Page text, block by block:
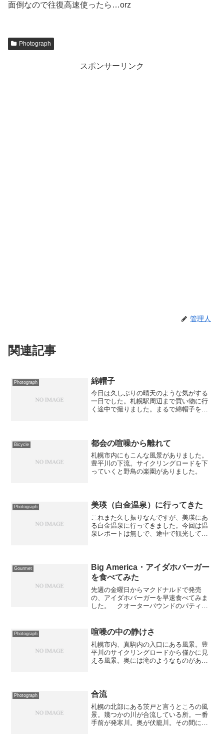
面倒なので往復高速使ったら…orz
Photograph
スポンサーリンク
管理人
関連記事
Photograph 綿帽子
今日は久しぶりの晴天のような気がする
一日でした。札幌駅周辺まで買い物に行
く途中で撮りました。まるで綿帽子を被
Bicycle 都会の喧噪から離れて
札幌市内にもこんな風景がありました。
豊平川の下流。サイクリングロードを下
っていくと野鳥の楽園がありました。
Photograph 美瑛（白金温泉）に行ってきた
これまた久し振りなんですが、美瑛にあ
る白金温泉に行ってきました。今回は温
泉レポートは無しで、途中で観光してき
が、水量豊富で迫力のある...
Gourmet
Big America・アイダホバーガー
を食べてみた
先週の金曜日からマクドナルドで発売
の、アイダホバーガーを早速食べてみま
した。 クオーターバウンドのパティに
ッパリしているなぁという感じ。 朝マ
ックのハッシュドポテトは最...
Photograph 喧噪の中の静けさ
札幌市内、真駒内の入口にある風景。豊
平川のサイクリングロードから僅かに見
える風景。奥には滝のようなものがあり
ソンのコースにもなっている...
Photograph 合流
札幌の北部にある茨戸と言うところの風
景。幾つかの川が合流している所。一番
手前が発寒川。奥が伏籠川。その間にち